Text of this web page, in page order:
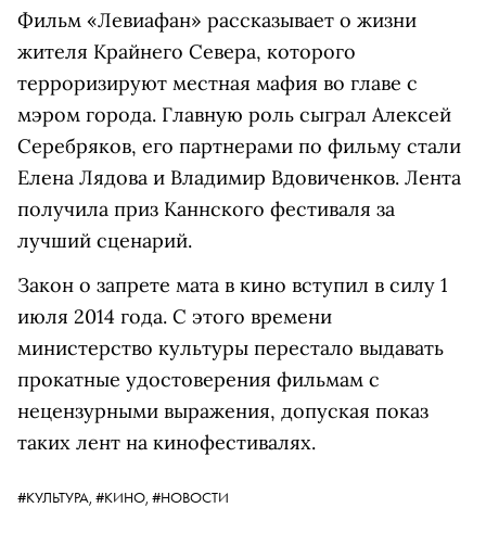
Фильм «Левиафан» рассказывает о жизни
жителя Крайнего Севера, которого
терроризируют местная мафия во главе с
мэром города. Главную роль сыграл Алексей
Серебряков, его партнерами по фильму стали
Елена Лядова и Владимир Вдовиченков. Лента
получила приз Каннского фестиваля за
лучший сценарий.
Закон о запрете мата в кино вступил в силу 1
июля 2014 года. С этого времени
министерство культуры перестало выдавать
прокатные удостоверения фильмам с
нецензурными выражения, допуская показ
таких лент на кинофестивалях.
#КУЛЬТУРА, #КИНО, #НОВОСТИ